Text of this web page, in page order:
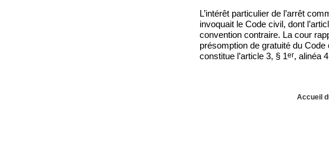
L’intérêt particulier de l’arrêt
invoquait le Code civil, dont
convention contraire. La cour
présomption de gratuité du
constitue l’article 3, § 1er, alinéa
Accueil